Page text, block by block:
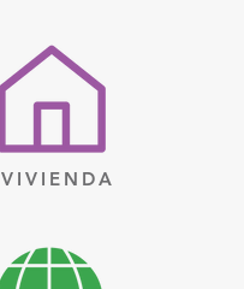
VIVIENDA